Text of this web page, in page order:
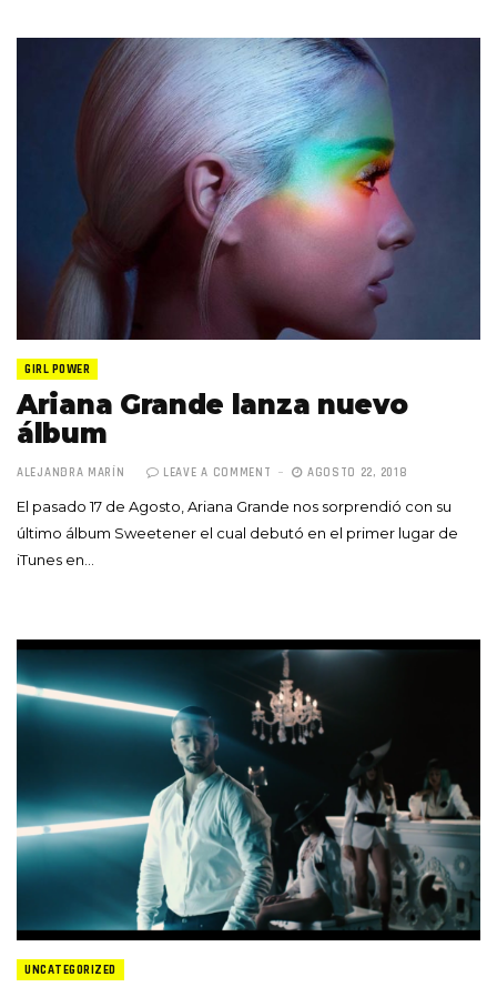
GIRL POWER
Ariana Grande lanza nuevo
álbum
ALEJANDRA MARÍN LEAVE A COMMENT AGOSTO 22, 2018
El pasado 17 de Agosto, Ariana Grande nos sorprendió con su
último álbum Sweetener el cual debutó en el primer lugar de
iTunes en…
UNCATEGORIZED